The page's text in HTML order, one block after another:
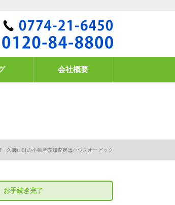
会社概要
久御山町の不動産売却査定はハウスオービック
お手続き 完了